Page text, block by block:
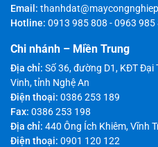
Email:
Hotline: 0913 985 808 -0963 985
Chi nhánh – Miền Trung
Địa chỉ: Số 36, đường D1, KĐT
Vinh, tỉnh Nghệ An
Điện thoại: 0386 253 189
Fax: 0386 253 198
Địa chỉ: 440 Ông Ích Khiêm, Vĩnh
Điện thoại: 0901 120 122